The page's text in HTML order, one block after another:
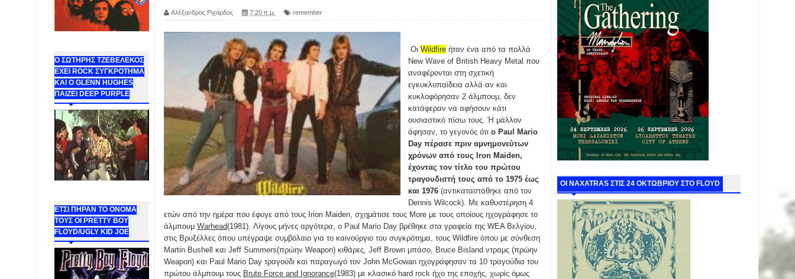
Ο ΣΩΤΗΡΗΣ ΤΖΕΒΕΛΕΚΟΣ
ΕΧΕΙ ROCK ΣΥΓΚΡΟΤΗΜΑ
ΚΑΙ Ο GLENN HUGHES
ΠΑΙΖΕΙ DEEP PURPLE
ΕΤΣΙ ΠΗΡΑΝ ΤΟ ΟΝΟΜΑ
ΤΟΥΣ ΟΙ PRETTY BOY
FLOYD/UGLY KID JOE
Αλέξανδρος Ριχάρδος 7:20 π.μ. remember
Οι Wildfire ήταν ένα από τα πολλά
New Wave of British Heavy Metal που
αναφέρονται στη σχετική
εγκυκλοπαίδεια αλλά αν και
κυκλοφόρησαν 2 άλμπουμ, δεν
κατάφεραν να αφήσουν κάτι
ουσιαστικό πίσω τους. Ή μάλλον
άφησαν, το γεγονός ότι ο Paul Mario
Day πέρασε πριν αμνημονεύτων
χρόνων από τους Iron Maiden,
έχοντας τον τίτλο του πρώτου
τραγουδιστή τους από το 1975 έως
και 1976 (αντικαταστάθηκε από τον
Dennis Wilcock). Με καθυστέρηση 4
ετών από την ημέρα που έφυγε από τους Irion Maiden, σχημάτισε τους More με τους οποίους ηχογράφησε το
άλμπουμ Warhead(1981). Λίγους μήνες αργότερα, ο Paul Mario Day βρέθηκε στα γραφεία της WEA Βελγίου,
στις Βρυξέλλες όπου υπέγραψε συμβόλαιο για το καινούργιο του συγκρότημα, τους Wildfire όπου με σύνθεση
Martin Bushell και Jeff Summers(πρώην Weapon) κιθάρες, Jeff Brown μπάσο, Bruce Bisland ντραμς (πρώην
Weapon) και Paul Mario Day τραγούδι και παραγωγό τον John McGowan ηχογράφησαν τα 10 τραγούδια του
πρώτου άλμπουμ τους Brute Force and Ignorance(1983) με κλασικό hard rock ήχο της εποχής, χωρίς όμως
ΟΙ NAXATRAS ΣΤΙΣ 24 ΟΚΤΩΒΡΙΟΥ ΣΤΟ FLOYD